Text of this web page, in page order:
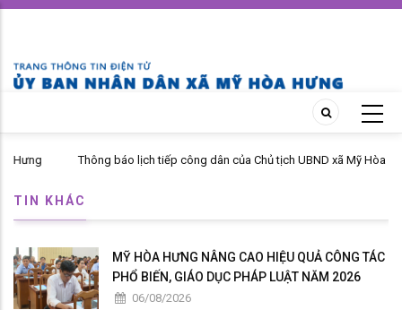
Skip
content
Thông báo lịch tiếp công dân của Chủ tịch UBND xã Mỹ Hòa Hưng
TIN KHÁC
MỸ HÒA HƯNG NÂNG CAO HIỆU QUẢ CÔNG TÁC
PHỔ BIẾN, GIÁO DỤC PHÁP LUẬT NĂM 2026
06/08/2026